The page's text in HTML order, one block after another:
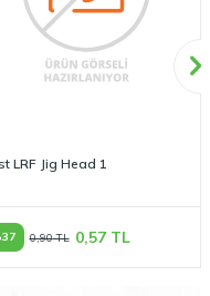
LRF Jig Head 1
37 0,90TL 0,57TL